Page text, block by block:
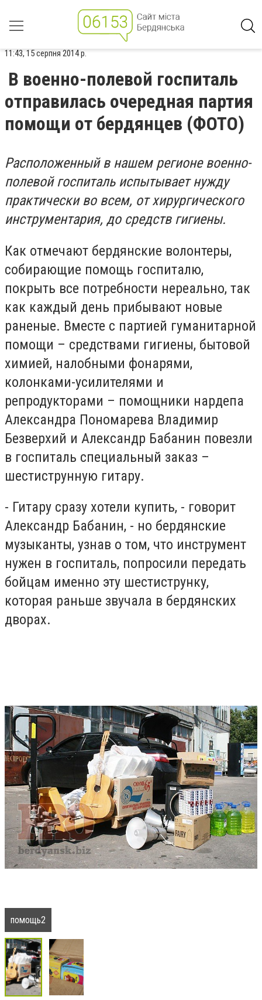
11:43, 15 серпня 2014 р.
В военно-полевой госпиталь
отправилась очередная партия
помощи от бердянцев (ФОТО)
Расположенный в нашем регионе военно-
полевой госпиталь испытывает нужду
практически во всем, от хирургического
инструментария, до средств гигиены.
Как отмечают бердянские волонтеры,
собирающие помощь госпиталю,
покрыть все потребности нереально, так
как каждый день прибывают новые
раненые. Вместе с партией гуманитарной
помощи – средствами гигиены, бытовой
химией, налобными фонарями,
колонками-усилителями и
репродукторами – помощники нардепа
Александра Пономарева Владимир
Безверхий и Александр Бабанин повезли
в госпиталь специальный заказ –
шестиструнную гитару.
- Гитару сразу хотели купить, - говорит
Александр Бабанин, - но бердянские
музыканты, узнав о том, что инструмент
нужен в госпиталь, попросили передать
бойцам именно эту шестиструнку,
которая раньше звучала в бердянских
дворах.
помощь2